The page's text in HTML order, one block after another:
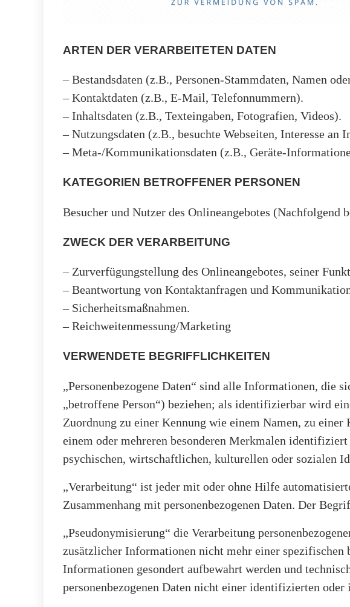
ARTEN DER VERARBEITETEN DATEN
– Bestandsdaten (z.B., Personen-Stammdaten, Namen
– Kontaktdaten (z.B., E-Mail, Telefonnummern).
– Inhaltsdaten (z.B., Texteingaben, Fotografien, Videos).
– Nutzungsdaten (z.B., besuchte Webseiten, Interesse an
– Meta-/Kommunikationsdaten (z.B., Geräte-
KATEGORIEN BETROFFENER PERSONEN
Besucher und Nutzer des Onlineangebotes (Nachfolgend
ZWECK DER VERARBEITUNG
– Zurverfügungstellung des Onlineangebotes, seiner
– Beantwortung von Kontaktanfragen und
– Sicherheitsmaßnahmen.
– Reichweitenmessung/Marketing
VERWENDETE BEGRIFFLICHKEITEN
„Personenbezogene Daten“ sind alle Informationen,
„betroffene Person“) beziehen; als identifizierbar wird
Zuordnung zu einer Kennung wie einem Namen, zu
einem oder mehreren besonderen Merkmalen
psychischen, wirtschaftlichen, kulturellen oder sozialen
„Verarbeitung“ ist jeder mit oder ohne Hilfe
Zusammenhang mit personenbezogenen Daten. Der
„Pseudonymisierung“ die Verarbeitung
zusätzlicher Informationen nicht mehr einer spezifischen
Informationen gesondert aufbewahrt werden und
personenbezogenen Daten nicht einer identifizierten